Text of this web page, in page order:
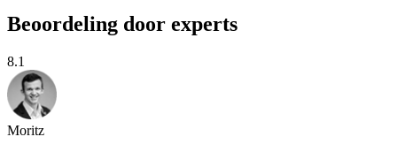
Beoordeling door experts
8.1
Moritz